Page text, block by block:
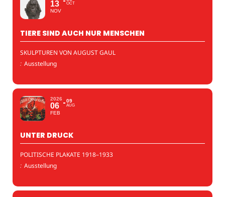
13
NOV
OCT
TIERE SIND AUCH NUR MENSCHEN
SKULPTUREN VON AUGUST GAUL
: Ausstellung
2026
06
FEB
09
AUG
UNTER DRUCK
POLITISCHE PLAKATE 1918–1933
: Ausstellung